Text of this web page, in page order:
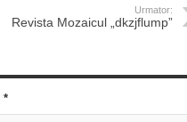
Urmator:
Revista Mozaicul „dkzjflump”
*